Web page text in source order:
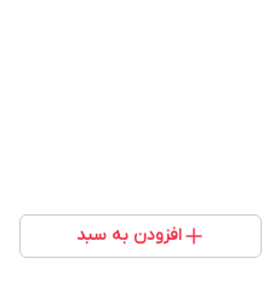
افزودن به سبد